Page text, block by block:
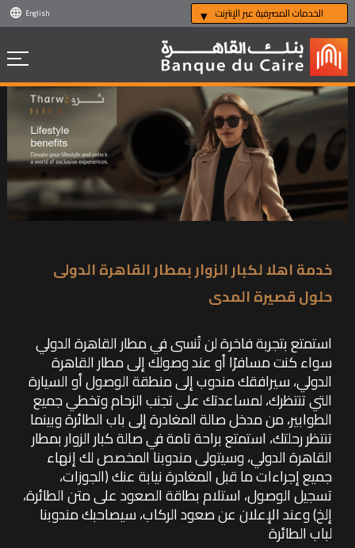
English الخدمات المصرفية عبر الإنترنت
خدمة اهلا لكبار الزوار بمطار القاهرة الدولى
حلول قصيرة المدى
استمتع بتجربة فاخرة لن تُنسى في مطار القاهرة الدولي
سواء كنت مسافرًا أو عند وصولك إلى مطار القاهرة
الدولي، سيرافقك مندوب إلى منطقة الوصول أو السيارة
التي تنتظرك، لمساعدتك على تجنب الزحام وتخطي جميع
الطوابير، من مدخل صالة المغادرة إلى باب الطائرة وبينما
تنتظر رحلتك، استمتع براحة تامة في صالة كبار الزوار بمطار
القاهرة الدولي، وسيتولى مندوبنا المخصص لك إنهاء
جميع إجراءات ما قبل المغادرة نيابة عنك (الجوزات،
تسجيل الوصول، استلام بطاقة الصعود على متن الطائرة،
إلخ) وعند الإعلان عن صعود الركاب، سيصاحبك مندوبنا
لباب الطائرة